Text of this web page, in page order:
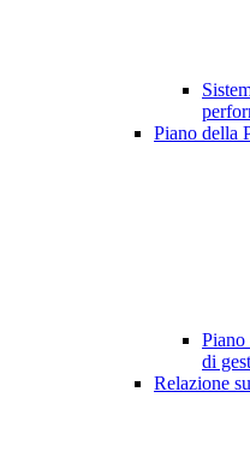
Piano della
Piano
di
Relazione